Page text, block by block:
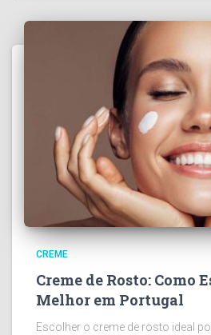
CREME
Creme de Rosto: Como
Melhor em Portugal
Escolher o creme de rosto ideal